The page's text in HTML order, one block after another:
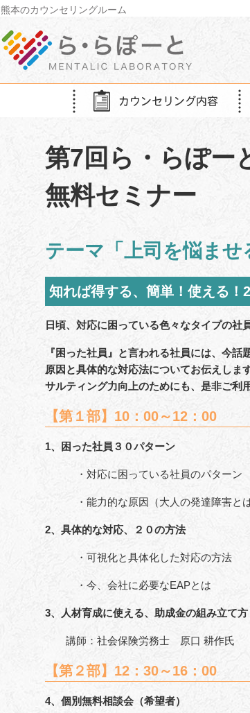
熊本のカウンセリングルーム
第7回ら・らぽー
無料セミナー
テーマ「上司を悩ま
知れば得する、簡単！使える！
日頃、対応に困っている色々なタイプの社
『困った社員』と言われる社員には、今
原因と具体的な対応法についてお伝えしま
サルティング力向上のためにも、是非ご利
【第１部】10：00～12：00
1、困った社員３０パターン
・対応に困っている社員のパターン
・能力的な原因（大人の発達障害とは
2、具体的な対応、２０の方法
・可視化と具体化した対応の方法
・今、会社に必要なEAPとは
3、人材育成に使える、助成金の組み立て方
講師：社会保険労務士 原口 耕作氏
【第２部】12：30～16：00
4、個別無料相談会 （希望者）